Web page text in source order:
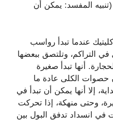
المفسد: يمكن أن
عندما تبدأ رواسب
في التراكم، وتلتصق ببعضها
أنها تبدأ صغيرة
حصوات الكلى عادة ما
إلا أنها يمكن أن تبدأ في
وحتى منهكة، إذا تحركت
في انسداد تدفق البول بين